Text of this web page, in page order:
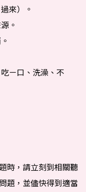
來）。
。
ㄧ口、洗澡、不
時，請立刻到相關聽
題，並儘快得到適當